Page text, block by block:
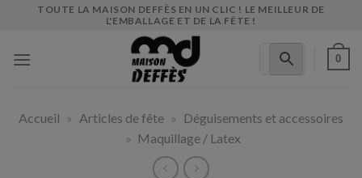
TOUTE LA MAISON DEFFÈS EN UN CLIC ! LE MEILLEUR DE
L'EMBALLAGE ET DE LA FÊTE !
0
Accueil » Articles de fête »
Déguisements et accessoires
» Maquillage / Latex